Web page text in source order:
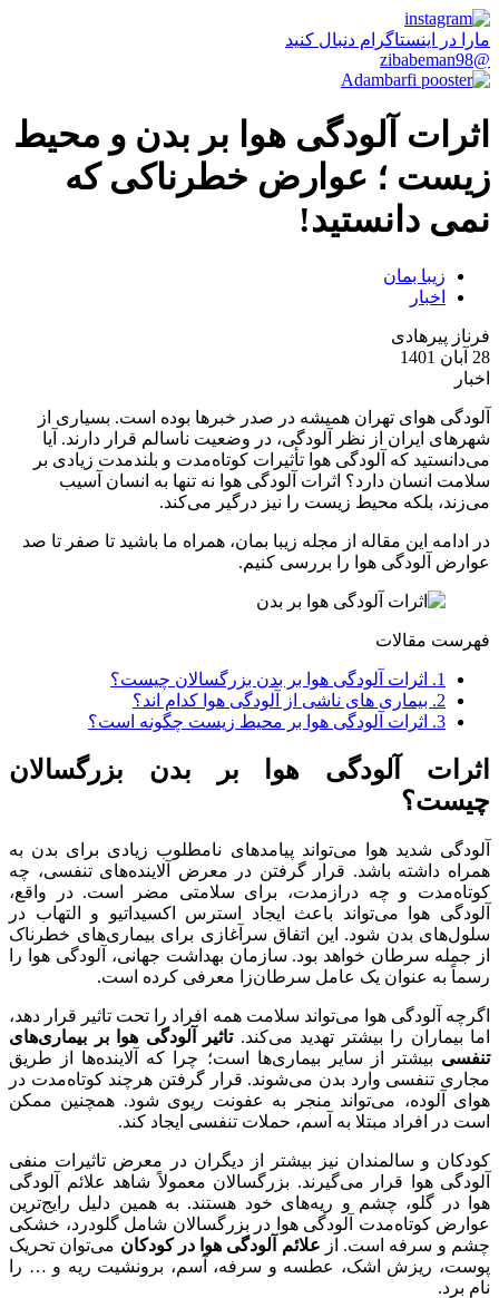
مارا در اینستاگرام دنبال کنید
@zibabeman98
اثرات آلودگی هوا بر بدن و محیط
زیست ؛ عوارض خطرناکی که
نمی دانستید!
زیبا بمان
اخبار
فرناز پیرهادی
28 آبان 1401
اخبار
آلودگی هوای تهران همیشه در صدر خبرها بوده است. بسیاری از
شهرهای ایران از نظر آلودگی، در وضعیت ناسالم قرار دارند. آیا
می‌دانستید که آلودگی هوا تأثیرات کوتاه‌مدت و بلندمدت زیادی بر
سلامت انسان دارد؟ اثرات آلودگی هوا نه تنها به انسان آسیب
می‌زند، بلکه محیط زیست را نیز درگیر می‌کند.
در ادامه این مقاله از مجله زیبا بمان، همراه ما باشید تا صفر تا صد
عوارض آلودگی هوا را بررسی کنیم.
فهرست مقالات
1.
اثرات آلودگی هوا بر بدن بزرگسالان چیست؟
2. بیماری های ناشی از آلودگی هوا کدام اند؟
3.
اثرات آلودگی هوا بر محیط زیست چگونه است؟
اثرات آلودگی هوا بر بدن بزرگسالان
چیست؟
آلودگی شدید هوا می‌تواند پیامدهای نامطلوب زیادی برای بدن به
همراه داشته باشد. قرار گرفتن در معرض آلاینده‌های تنفسی، چه
کوتاه‌مدت و چه درازمدت، برای سلامتی مضر است. در واقع،
آلودگی هوا می‌تواند باعث ایجاد استرس اکسیداتیو و التهاب در
سلول‌های بدن شود. این اتفاق سرآغازی برای بیماری‌های خطرناک
از جمله سرطان خواهد بود. سازمان بهداشت جهانی، آلودگی هوا را
رسماً به عنوان یک عامل سرطان‌زا معرفی کرده است.
اگرچه آلودگی هوا می‌تواند سلامت همه افراد را تحت تاثیر قرار دهد،
اما بیماران را بیشتر تهدید می‌کند.تاثیر آلودگی هو بر
بیماری‌های
تنفسی بیشتر از سایر بیماری‌ها است؛ چرا که آلاینده‌ها از طریق
مجاری تنفسی وارد بدن می‌شوند. قرار گرفتن هرچند کوتاه‌مدت در
هوای آلوده، می‌تواند منجر به عفونت‌ ریوی شود. همچنین ممکن
است در افراد مبتلا به آسم، حملات تنفسی ایجاد کند.
کودکان و سالمندان نیز بیشتر از دیگران در معرض تاثیرات منفی
آلودگی هوا قرار می‌گیرند. بزرگسالان معمولاً شاهد علائم آلودگی
هوا در گلو، چشم و ریه‌های خود هستند. به همین دلیل رایج‌ترین
عوارض کوتاه‌مدت آلودگی هوا در بزرگسالان شامل گلودرد، خشکی
چشم و سرفه است. از علائم آلودگی هو در کودکان می‌توان تحریک
پوست، ریزش اشک، عطسه و سرفه، آسم، برونشیت ریه و … را
نام برد.